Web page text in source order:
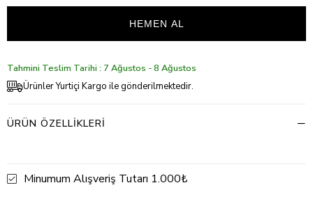
Tahmini Teslim Tarihi : 7 Ağustos - 8 Ağustos
Ürünler Yurtiçi Kargo ile gönderilmektedir.
ÜRÜN ÖZELLIKLERI
Minumum Alışveriş Tutarı 1.000₺